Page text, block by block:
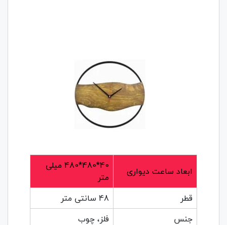
ابعاد ساعت دیواری
40*480*480 میلی
متر
قطر
48 سانتی متر
جنس
فلز، چوب